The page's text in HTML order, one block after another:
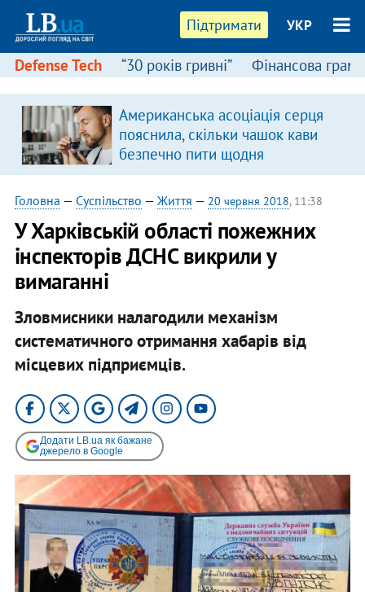
Підтримати УКР
Defense Tech “30 років гривні” Фінансова
Американська асоціація серця
пояснила, скільки чашок кави
безпечно пити щодня
Головна — Суспільство — Життя — 20 червня 2018, 11:38
У Харківській області пожежних
інспекторів ДСНС викрили у
вимаганні
Зловмисники налагодили механізм
систематичного отримання хабарів від
місцевих підприємців.
Додати LB.ua як бажане
джерело в Google